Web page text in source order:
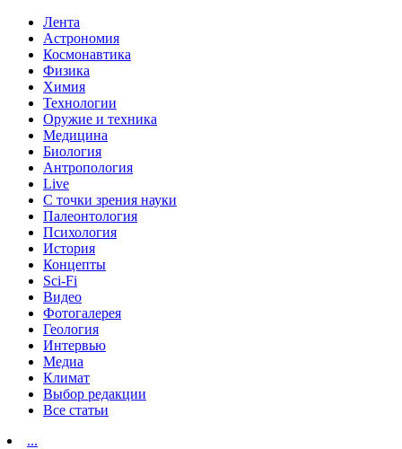
Лента
Астрономия
Космонавтика
Физика
Химия
Технологии
Оружие и техника
Медицина
Биология
Антропология
Live
С точки зрения науки
Палеонтология
Психология
История
Концепты
Sci-Fi
Видео
Фотогалерея
Геология
Интервью
Медиа
Климат
Выбор редакции
Все статьи
...